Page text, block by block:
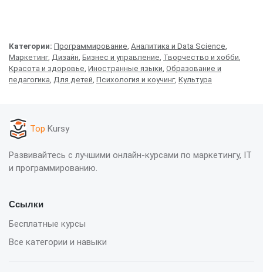
Категории: Программирование Аналитика и Data Science
Маркетинг, Дизайн Бизнес и управление Творчество и хобби
Красота и здоровье Иностранные языки Образование и
педагогика Для детей Психология и коучинг, Культура
Top Kursy
Развивайтесь с лучшими онлайн-курсами по маркетингу, IT
и программированию.
Ссылки
Бесплатные курсы
Все категории и навыки